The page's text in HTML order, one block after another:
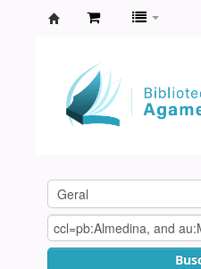
Agamenon
Magalhães